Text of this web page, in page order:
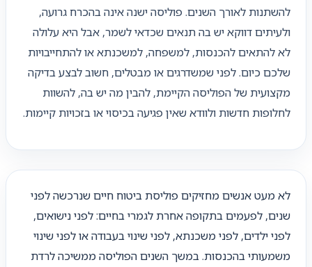
להשתנות לאורך השנים. פוליסה ישנה אינה בהכרח גרועה,
ולעיתים דווקא יש בה תנאים שכדאי לשמר, אבל היא עלולה
לא להתאים להכנסות, למשפחה, למשכנתא או להתחייבויות
שלכם כיום. לפני שמשדרגים או מבטלים, חשוב לבצע בדיקה
מקצועית של הפוליסה הקיימת, להבין מה יש בה, להשוות
לחלופות חדשות ולוודא שאין פגיעה בכיסוי או בזכויות קיימות.
לא מעט אנשים מחזיקים פוליסת ביטוח חיים שנרכשה לפני
שנים, לפעמים בתקופה אחרת לגמרי בחיים: לפני נישואים,
לפני ילדים, לפני משכנתא, לפני שינוי בעבודה או לפני שינוי
משמעותי בהכנסות. במשך השנים הפוליסה ממשיכה לרדת